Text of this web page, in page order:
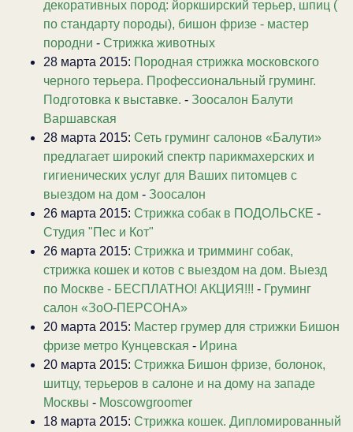
декоративных пород: йоркширский терьер, шпиц (
по стандарту породы), бишон фризе - мастер
породни - Стрижка животных
28 марта 2015: Породная стрижка московского
черного терьера. Профессиональный груминг.
Подготовка к выставке. - Зоосалон Балути
Варшавская
28 марта 2015: Сеть груминг салонов «Балути»
предлагает широкий спектр парикмахерских и
гигиенических услуг для Ваших питомцев с
выездом на дом - Зоосалон
26 марта 2015: Стрижка собак в ПОДОЛЬСКЕ -
Студия "Пес и Кот"
26 марта 2015: Стрижка и тримминг собак,
стрижка кошек и котов с выездом на дом. Выезд
по Москве - БЕСПЛАТНО! АКЦИЯ!!! - Груминг
салон «ЗоО-ПЕРСОНА»
20 марта 2015: Мастер грумер для стрижки Бишон
фризе метро Кунцевская - Ирина
20 марта 2015: Стрижка Бишон фризе, болонок,
шитцу, терьеров в салоне и на дому на западе
Москвы - Moscowgroomer
18 марта 2015: Стрижка кошек. Дипломированный